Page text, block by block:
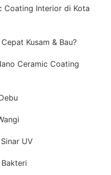
Coating Interior di Kota
Kusam & Bau?
Ceramic Coating
UV